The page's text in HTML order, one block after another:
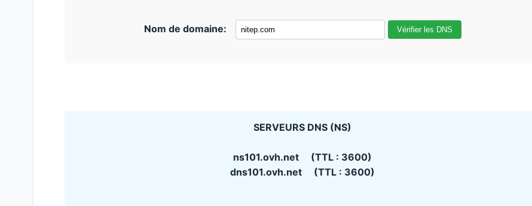
Nom de domaine: Vérifier les DNS
SERVEURS DNS (NS)
ns101.ovh.net (TTL : 3600)
dns101.ovh.net (TTL : 3600)